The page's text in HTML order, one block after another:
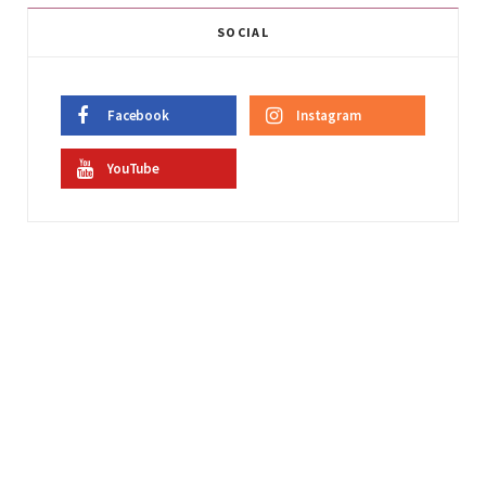
SOCIAL
Facebook Instagram
YouTube